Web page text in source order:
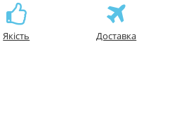
Якість Доставка